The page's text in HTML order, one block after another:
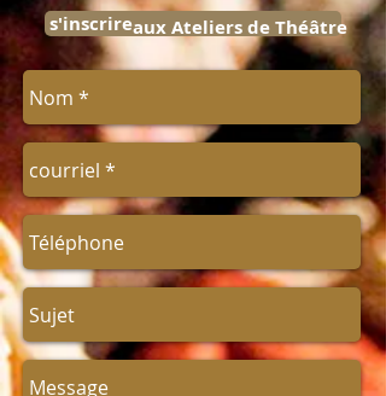
s'inscrireaux Ateliers de Théâtre